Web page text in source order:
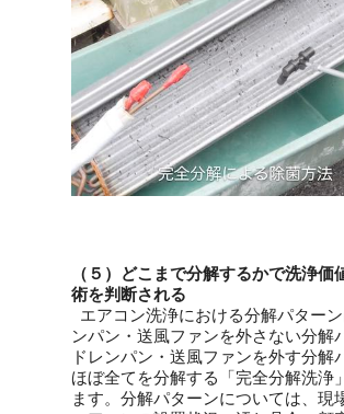
（５）どこまで分解するかで洗浄価
術を判断される
エアコン洗浄における分解パター
ンパン・送風ファンを外さない分解
ドレンパン・送風ファンを外す分解
ほぼ全てを分解する「完全分解洗浄
ます。分解パターンについては、現